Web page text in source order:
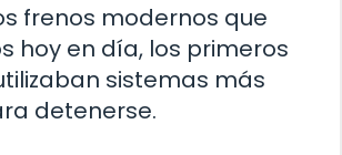
frenos modernos que
hoy en día, los primeros
sistemas más
detenerse.